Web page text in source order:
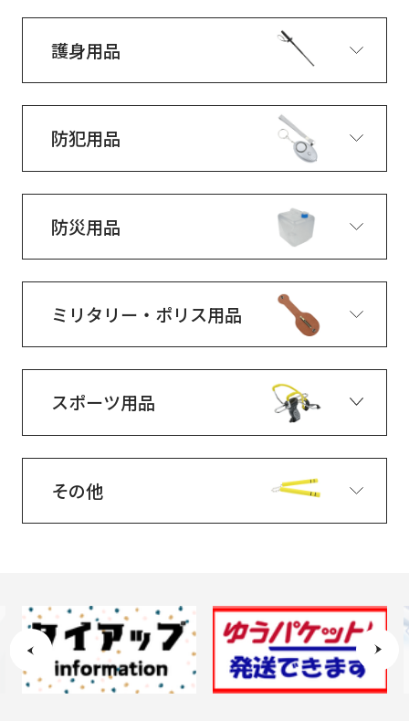
護身用品
防犯用品
防災用品
ミリタリー・ポリス用品
スポーツ用品
その他